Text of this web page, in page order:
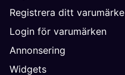
Registrera ditt varumärke
Login för varumärken
Annonsering
Widgets